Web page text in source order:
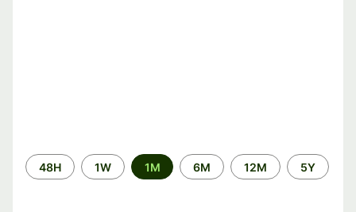
Time
period
48H 1W 1M 6M 12M 5Y